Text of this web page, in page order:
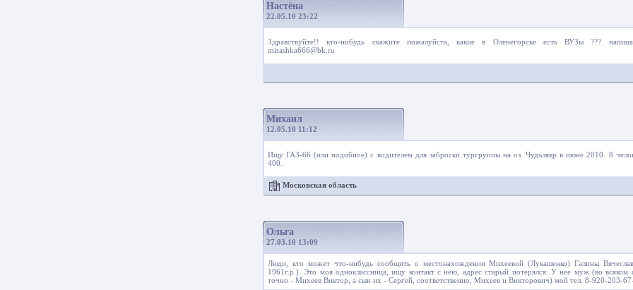
Настёна
22.05.10 23:22
Здравствуйте!! кто-нибудь скажите пожалуйста, какие в Оленегорске есть ВУЗы ???
mirashka666@bk.ru
Михаил
12.05.10 11:12
Ищу ГАЗ-66 (или подобное) с водителем для заброски тургруппы на оз. Чудъзявр в июне 2010. 8
400.
Московская область
Ольга
27.03.10 13:09
Люди, кто может что-нибудь сообщить о местонахождении Михеевой (Лукашенко) Галины
1961г.р.). Это моя одноклассница, ищу контакт с нею, адрес старый потерялся. У нее муж (во всяком
точно - Михеев Виктор, а сын их - Сергей, соответственно, Михеев и Викторович) мой тел. 8-920-203-